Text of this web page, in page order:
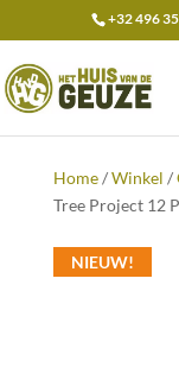
+32 496
naar:
Home/Winkel /
Tree Project 12
NIEUW!